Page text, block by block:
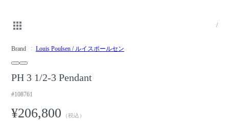
/
Brand Louis Poulsen / ルイスポールセン
PH 3 1/2-3 Pendant
#108761
¥206,800 （税込）